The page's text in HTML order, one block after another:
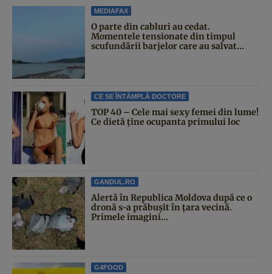
MEDIAFAX
O parte din cabluri au cedat.
Momentele tensionate din timpul
scufundării barjelor care au salvat...
CE SE ÎNTÂMPLĂ DOCTORE
TOP 40 – Cele mai sexy femei din lume!
Ce dietă ține ocupanta primului loc
GANDUL.RO
Alertă în Republica Moldova după ce o
dronă s-a prăbușit în țara vecină.
Primele imagini...
G4FOOD